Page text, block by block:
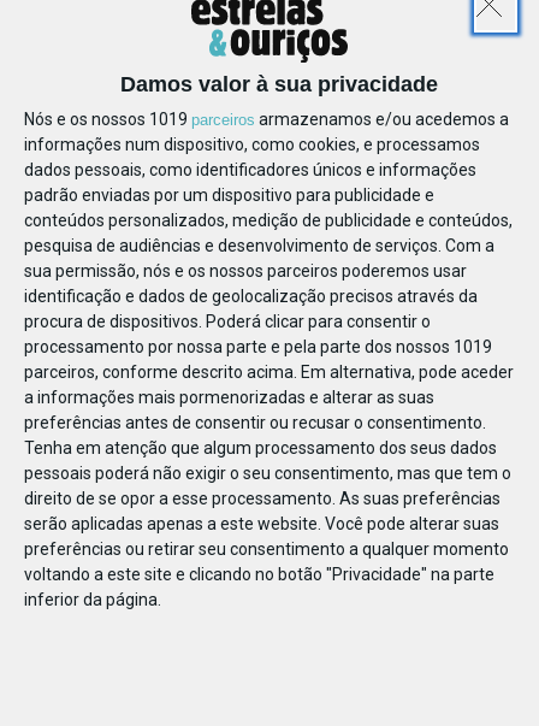
Damos valor à sua privacidade
Nós e os nossos 1019 parceiros armazenamos e/ou acedemos a
informações num dispositivo, como cookies, e processamos
dados pessoais, como identificadores únicos e informações
padrão enviadas por um dispositivo para publicidade e
conteúdos personalizados, medição de publicidade e conteúdos,
pesquisa de audiências e desenvolvimento de serviços. Com a
sua permissão, nós e os nossos parceiros poderemos usar
identificação e dados de geolocalização precisos através da
procura de dispositivos. Poderá clicar para consentir o
processamento por nossa parte e pela parte dos nossos 1019
parceiros, conforme descrito acima. Em alternativa, pode aceder
a informações mais pormenorizadas e alterar as suas
preferências antes de consentir ou recusar o consentimento.
Tenha em atenção que algum processamento dos seus dados
pessoais poderá não exigir o seu consentimento, mas que tem o
direito de se opor a esse processamento. As suas preferências
serão aplicadas apenas a este website. Você pode alterar suas
preferências ou retirar seu consentimento a qualquer momento
voltando a este site e clicando no botão "Privacidade" na parte
inferior da página.
497072000314347